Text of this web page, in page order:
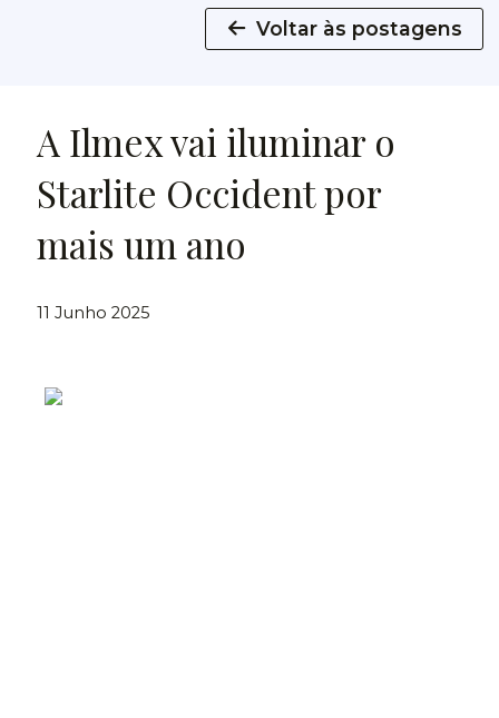
Voltar às postagens
A Ilmex vai iluminar o
Starlite Occident por
mais um ano
11 Junho 2025